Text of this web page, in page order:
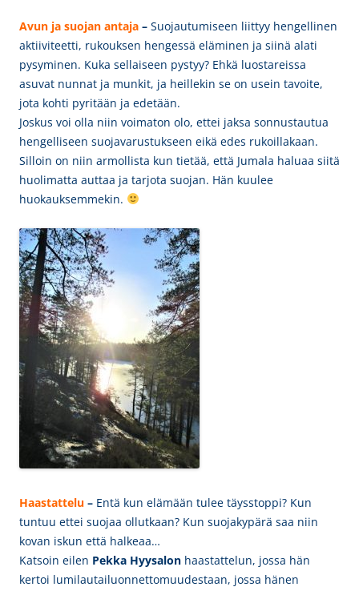
Avun ja suojan antaja – Suojautumiseen liittyy hengellinen
aktiiviteetti, rukouksen hengessä eläminen ja siinä alati
pysyminen. Kuka sellaiseen pystyy? Ehkä luostareissa
asuvat nunnat ja munkit, ja heillekin se on usein tavoite,
jota kohti pyritään ja edetään.
Joskus voi olla niin voimaton olo, ettei jaksa sonnustautua
hengelliseen suojavarustukseen eikä edes rukoillakaan.
Silloin on niin armollista kun tietää, että Jumala haluaa siitä
huolimatta auttaa ja tarjota suojan. Hän kuulee
huokauksemmekin.
Haastattelu – Entä kun elämään tulee täysstoppi? Kun
tuntuu ettei suojaa ollutkaan? Kun suojakypärä saa niin
kovan iskun että halkeaa…
Katsoin eilen Pekka Hyysalon haastattelun, jossa hän
kertoi lumilautailuonnettomuudestaan, jossa hänen